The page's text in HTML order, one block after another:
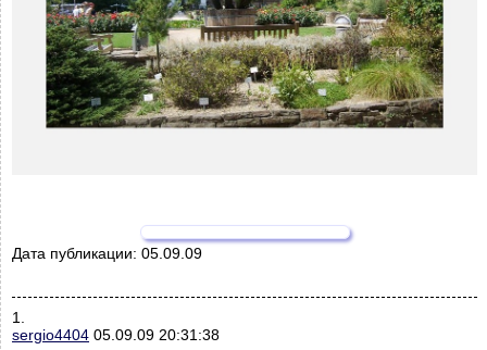
Дата публикации: 05.09.09
1.
sergio4404 05.09.09 20:31:38